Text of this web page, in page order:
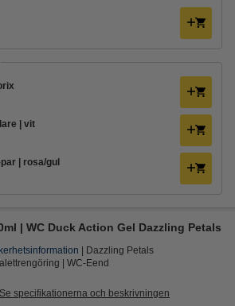
| vit
| rosa/gul
| WC Duck Action Gel Dazzling Petals
Dazzling Petals
WC-Eend
Se specifikationerna och beskrivningen